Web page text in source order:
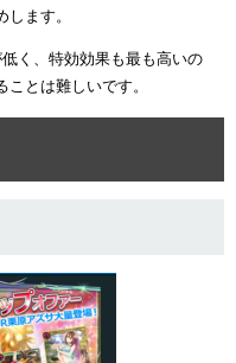
ます。
く、特効効果も最も高いの
とは難しいです。